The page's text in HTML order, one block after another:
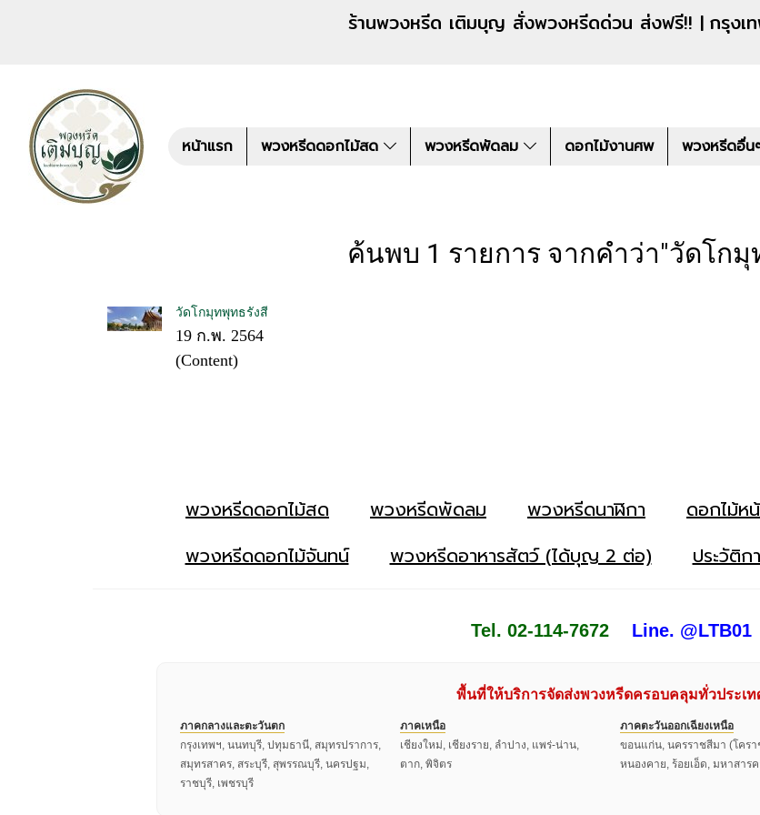
ร้านพวงหรีด เติมบุญ สั่งพวงหรีดด่วน ส่งฟรี!! | กรุงเ
หน้าแรก พวงหรีดดอกไม้สด พวงหรีดพัดลม ดอกไม้งานศพ พวงหรีดอื่น
ค้นพบ 1 รายการ จากคำว่า"วัดโกมุ
วัดโกมุทพุทธรังสี
19 ก.พ. 2564
(Content)
พวงหรีดดอกไม้สด พวงหรีดพัดลม พวงหรีดนาฬิกา ดอกไม้ห
พวงหรีดดอกไม้จันทน์
พวงหรีดอาหารสัตว์ (ได้บุญ 2 ต่อ) ประวัติ
Tel. 02-114-7672 Line. @LTB01
พื้นที่ให้บริการจัดส่งพวงหรีดครอบคลุมทั่วประเท
ภาคกลางและตะวันตก
กรุงเทพฯ, นนทบุรี, ปทุมธานี, สมุทรปราการ,
สมุทรสาคร, สระบุรี, สุพรรณบุรี, นครปฐม,
ราชบุรี, เพชรบุรี
ภาคเหนือ
เชียงใหม่, เชียงราย, ลำปาง, แพร่-น่าน,
ตาก, พิจิตร
ภาคตะวันออกเฉียงเหนือ
ขอนแก่น, นครราชสีมา (โครา
หนองคาย, ร้อยเอ็ด, มหาสาร